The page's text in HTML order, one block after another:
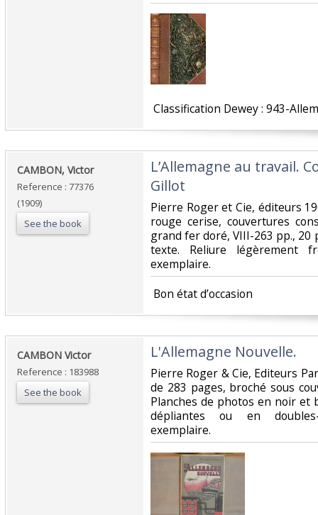
Classification Dewey : 943-
‎CAMBON, Victor‎
Reference : 77376
(1909)
See the book
‎L’Allemagne au travail.
Gillot‎
‎Pierre Roger et Cie, éditeurs
rouge cerise, couvertures
grand fer doré, VIII-263 pp.,
texte. Reliure légèrement
exemplaire.‎
‎ Bon état d’occasion ‎
‎CAMBON Victor‎
Reference : 183988
See the book
‎L'Allemagne Nouvelle.‎
‎Pierre Roger & Cie, Editeurs
de 283 pages, broché sous
Planches de photos en noir et
dépliantes ou en
exemplaire.‎